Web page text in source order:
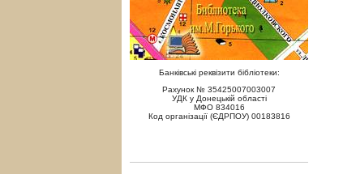
Банківські реквізити бібліотеки:
Рахунок № 35425007003007
УДК у Донецькій області
МФО 834016
Код організації (ЄДРПОУ) 00183816